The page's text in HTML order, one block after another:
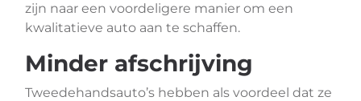
zijn naar een voordeligere manier om een
kwalitatieve auto aan te schaffen.
Minder afschrijving
Tweedehandsauto’s hebben als voordeel dat ze